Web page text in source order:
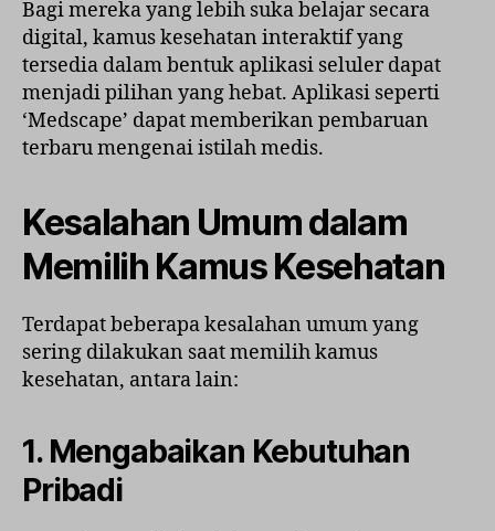
Bagi mereka yang lebih suka belajar secara
digital, kamus kesehatan interaktif yang
tersedia dalam bentuk aplikasi seluler dapat
menjadi pilihan yang hebat. Aplikasi seperti
‘Medscape’ dapat memberikan pembaruan
terbaru mengenai istilah medis.
Kesalahan Umum dalam
Memilih Kamus Kesehatan
Terdapat beberapa kesalahan umum yang
sering dilakukan saat memilih kamus
kesehatan, antara lain:
1. Mengabaikan Kebutuhan
Pribadi